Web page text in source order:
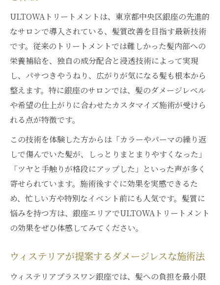
ULTOWAトリートメントは、東京都中央区銀座の先進的
なサロンで導入されている、髪質改善を目指す最新技術
です。従来のトリートメントでは難しかった髪内部への
栄養補給を、独自の成分配合と浸透技術によって実現
し、パサつきやうねり、広がりが気になる髪も根本から
整えます。特に銀座のサロンでは、髪のダメージレベル
や希望の仕上がりに合わせたカスタマイズ施術が受けら
れる点が特徴です。
この技術を体験した方からは「カラーやパーマの繰り返
しで傷んでいた髪が、しっとりまとまりやすくなった」
「ツヤと手触りが格段にアップした」といった声が多く
寄せられています。施術後すぐに効果を実感できるた
め、忙しい方や特別なイベント前にも人気です。髪質に
悩みを持つ方は、銀座エリアでULTOWAトリートメント
の効果をぜひ体感してみてください。
ウィステリアが提案するダメージレスな施術法
ウィステリアプラスワン銀座では、髪への負担を最小限